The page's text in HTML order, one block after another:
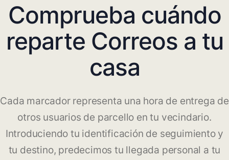
Comprueba cuándo
reparte Correos a tu
casa
Cada marcador representa una hora de entrega de
otros usuarios de parcello en tu vecindario.
Introduciendo tu identificación de seguimiento y
tu destino, predecimos tu llegada personal a tu